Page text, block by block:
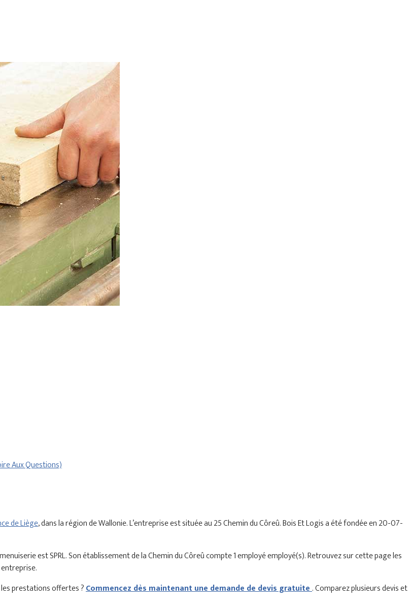
Aux Questions)
de Liège, dans la région de Wallonie. L’entreprise est située au 25 Chemin du Côreû. Bois Et Logis a été fondée en 20-07-
est SPRL. Son établissement de la Chemin du Côreû compte 1 employé employé(s). Retrouvez sur cette page les
prestations offertes ?Commencez dès maintenant une demande de devis gratuite. Comparez plusieurs devis et